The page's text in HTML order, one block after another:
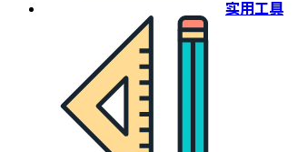
实用工具